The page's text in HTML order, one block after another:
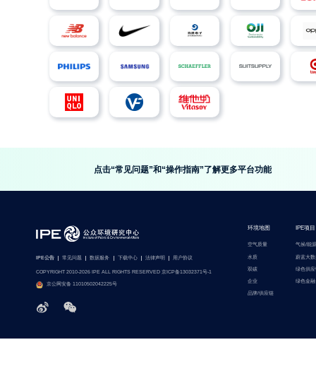
点击“常见问题”和“操作指南”了解更多平台功能
IPE公告 常见问题 数据服务 下载中心 法律声明 用户协议
COPYRIGHT 2010-2026 IPE ALL RIGHTS RESERVED 京ICP备13032371号-1
京公网安备 11010502042225号
环境地图
空气质量
水质
双碳
企业
品牌/供应链
IPE项目
气候/能源
蔚蓝大数
绿色供应
绿色金融